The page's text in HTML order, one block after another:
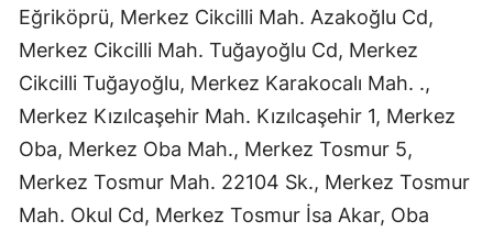
Eğriköprü, Merkez Cikcilli Mah. Azakoğlu Cd,
Merkez Cikcilli Mah. Tuğayoğlu Cd, Merkez
Cikcilli Tuğayoğlu, Merkez Karakocalı Mah. .,
Merkez Kızılcaşehir Mah. Kızılcaşehir 1, Merkez
Oba, Merkez Oba Mah., Merkez Tosmur 5,
Merkez Tosmur Mah. 22104 Sk., Merkez Tosmur
Mah. Okul Cd, Merkez Tosmur İsa Akar, Oba